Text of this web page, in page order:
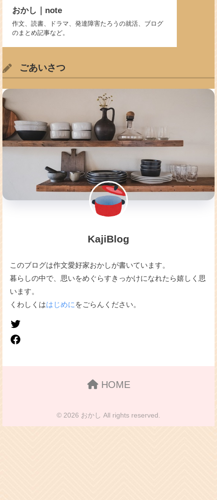
おかし｜note
作文、読書、ドラマ、発達障害たろうの就活、ブログ
のまとめ記事など。
ごあいさつ
KajiBlog
このブログは作文愛好家おかしが書いています。
暮らしの中で、思いをめぐらすきっかけになれたら嬉しく思
います。
くわしくははじめに をごらんください。
HOME
© 2026 おかし All rights reserved.